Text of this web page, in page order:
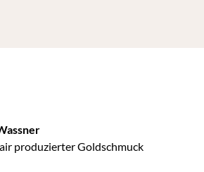
produzierter Goldschmuck